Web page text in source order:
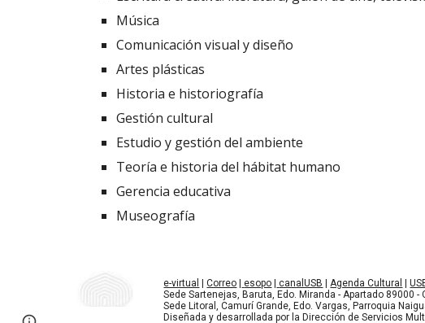
Música
Comunicación visual y diseño
Artes plásticas
Historia e historiografía
Gestión cultural
Estudio y gestión del ambiente
Teoría e historia del hábitat humano
Gerencia educativa
Museografía
e-virtual | Correo esopo canalUSB | Agenda Cultural |
Sede Sartenejas, Baruta, Edo. Miranda - Apartado 89000
Sede Litoral, Camurí Grande, Edo. Vargas, Parroquia
Diseñada y desarrollada por la Dirección de Servicios